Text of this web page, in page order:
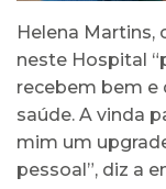
Helena Martins,
neste Hospital
recebem bem e
saúde. A vinda
mim um
pessoal”, diz a